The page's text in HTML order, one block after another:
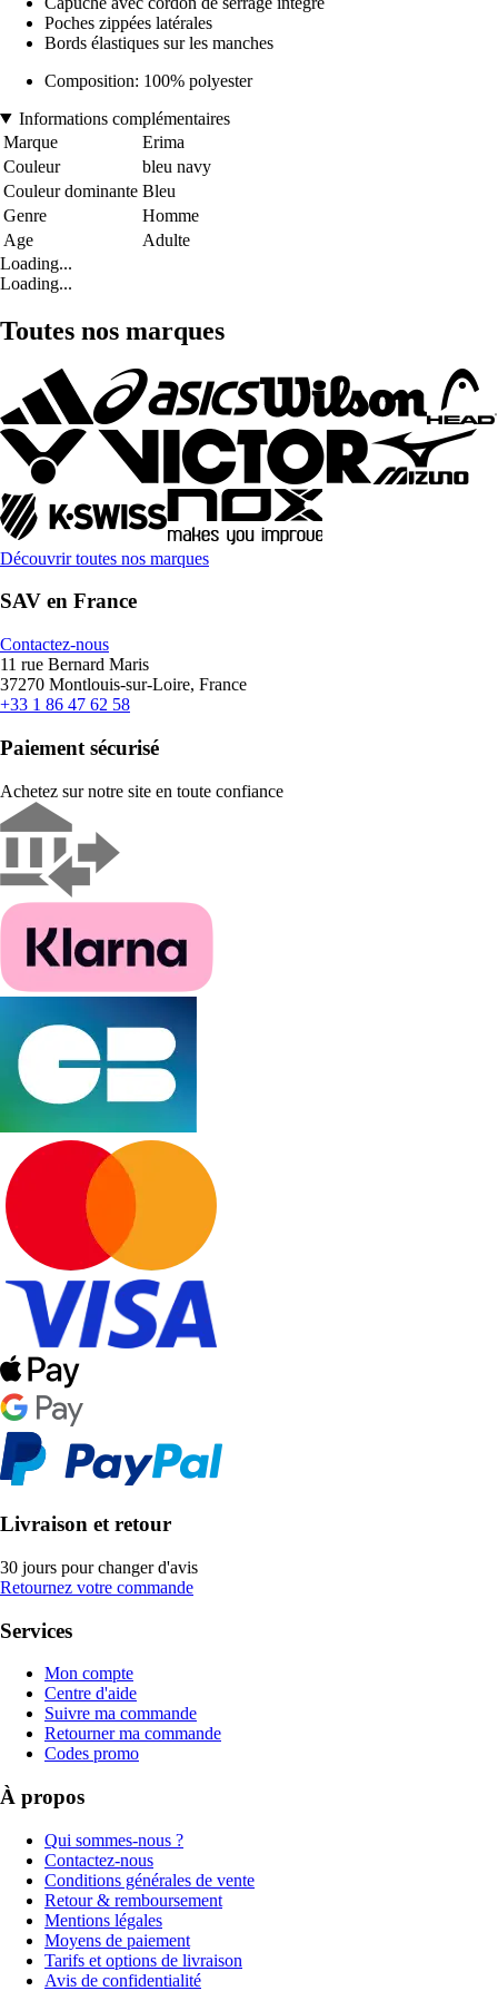
Poches zippées latérales
Bords élastiques sur les manches
Composition: 100% polyester
Informations complémentaires
Marque
Erima
Couleur
bleu navy
Couleur dominante Bleu
Genre
Homme
Age
Adulte
Loading...
Loading...
Toutes nos marques
Découvrir toutes nos marques
SAV en France
Contactez-nous
11 rue Bernard Maris
37270 Montlouis-sur-Loire, France
+33 1 86 47 62 58
Paiement sécurisé
Achetez sur notre site en toute confiance
Livraison et retour
30 jours pour changer d'avis
Retournez votre commande
Services
Mon compte
Centre d'aide
Suivre ma commande
Retourner ma commande
Codes promo
À propos
Qui sommes-nous ?
Contactez-nous
Conditions générales de vente
Retour & remboursement
Mentions légales
Moyens de paiement
Tarifs et options de livraison
Avis de confidentialité